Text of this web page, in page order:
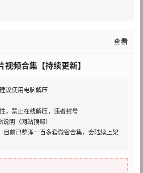
查看
频合集【持续更新】
议使用电脑解压
，禁止在线解压，违者封号
明（网站顶部）
目前已整理一百多套微密合集，会陆续上架